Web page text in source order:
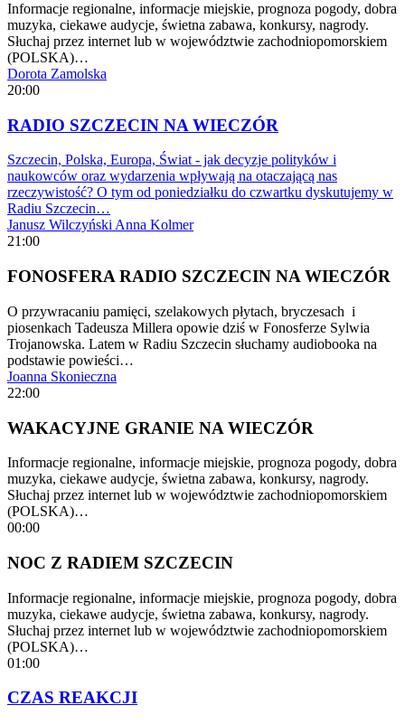
Informacje regionalne, informacje miejskie, prognoza pogody, dobra
muzyka, ciekawe audycje, świetna zabawa, konkursy, nagrody.
Słuchaj przez internet lub w województwie zachodniopomorskiem
(POLSKA)…
Dorota Zamolska
20:00
RADIO SZCZECIN NA WIECZÓR
Szczecin, Polska, Europa, Świat - jak decyzje polityków i
naukowców oraz wydarzenia wpływają na otaczającą nas
rzeczywistość? O tym od poniedziałku do czwartku dyskutujemy w
Radiu Szczecin…
Janusz WilczyńskiAnna Kolmer
21:00
FONOSFERA RADIO SZCZECIN NA WIECZÓR
O przywracaniu pamięci, szelakowych płytach, bryczesach i
piosenkach Tadeusza Millera opowie dziś w Fonosferze Sylwia
Trojanowska. Latem w Radiu Szczecin słuchamy audiobooka na
podstawie powieści…
Joanna Skonieczna
22:00
WAKACYJNE GRANIE NA WIECZÓR
Informacje regionalne, informacje miejskie, prognoza pogody, dobra
muzyka, ciekawe audycje, świetna zabawa, konkursy, nagrody.
Słuchaj przez internet lub w województwie zachodniopomorskiem
(POLSKA)…
00:00
NOC Z RADIEM SZCZECIN
Informacje regionalne, informacje miejskie, prognoza pogody, dobra
muzyka, ciekawe audycje, świetna zabawa, konkursy, nagrody.
Słuchaj przez internet lub w województwie zachodniopomorskiem
(POLSKA)…
01:00
CZAS REAKCJI